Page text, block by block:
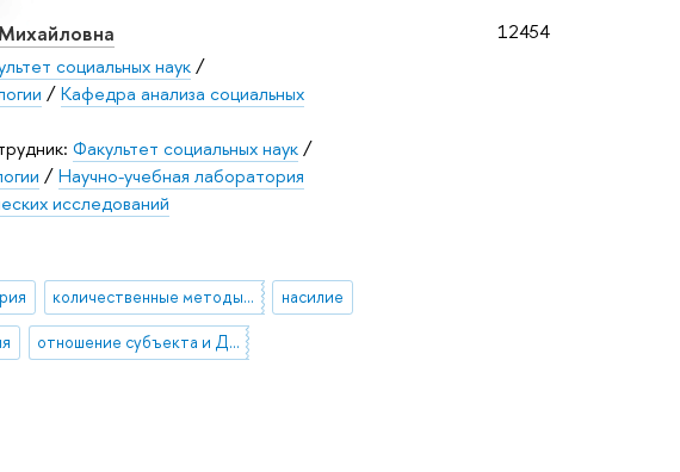
12454
социальных наук/
/Кафедра анализа социальных
Факультет социальных наук/
/Научно-учебная лаборатория
исследований
количественные методы в социальных науках насилие
отношение субъекта и Другого